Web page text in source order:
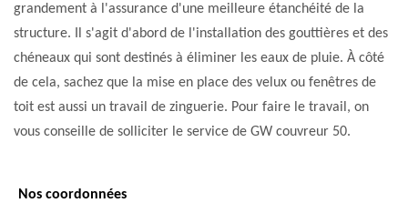
grandement à l'assurance d'une meilleure étanchéité de la
structure. Il s'agit d'abord de l'installation des gouttières et des
chéneaux qui sont destinés à éliminer les eaux de pluie. À côté
de cela, sachez que la mise en place des velux ou fenêtres de
toit est aussi un travail de zinguerie. Pour faire le travail, on
vous conseille de solliciter le service de GW couvreur 50.
Nos coordonnées